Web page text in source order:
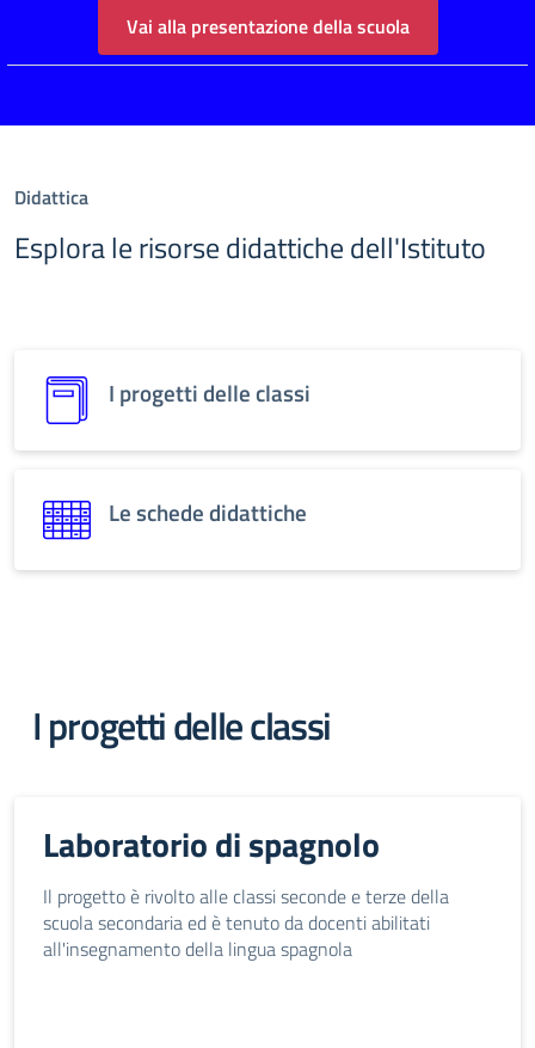
Vai alla presentazione della scuola
Didattica
Esplora le risorse didattiche dell'Istituto
I progetti delle classi
Le schede didattiche
I progetti delle classi
Laboratorio di spagnolo
Il progetto è rivolto alle classi seconde e terze della
scuola secondaria ed è tenuto da docenti abilitati
all'insegnamento della lingua spagnola